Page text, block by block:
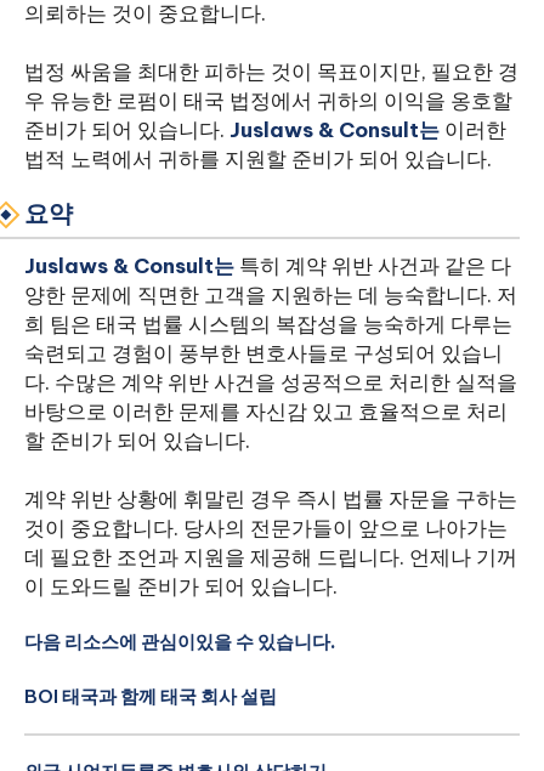
의뢰하는 것이 중요합니다.
법정 싸움을 최대한 피하는 것이 목표이지만, 필요한 경
우 유능한 로펌이 태국 법정에서 귀하의 이익을 옹호할
준비가 되어 있습니다. Juslaws & Consult는 이러한
법적 노력에서 귀하를 지원할 준비가 되어 있습니다.
요약
Juslaws & Consult는 특히 계약 위반 사건과 같은 다
양한 문제에 직면한 고객을 지원하는 데 능숙합니다. 저
희 팀은 태국 법률 시스템의 복잡성을 능숙하게 다루는
숙련되고 경험이 풍부한 변호사들로 구성되어 있습니
다. 수많은 계약 위반 사건을 성공적으로 처리한 실적을
바탕으로 이러한 문제를 자신감 있고 효율적으로 처리
할 준비가 되어 있습니다.
계약 위반 상황에 휘말린 경우 즉시 법률 자문을 구하는
것이 중요합니다. 당사의 전문가들이 앞으로 나아가는
데 필요한 조언과 지원을 제공해 드립니다. 언제나 기꺼
이 도와드릴 준비가 되어 있습니다.
다음 리소스에 관심이있을 수 있습니다.
BOI 태국과 함께 태국 회사 설립